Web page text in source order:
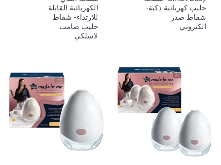
حليب كهربائية ذكية-
شفاط صدر
الكتروني
الحالي
الكهربائية القابلة
للارتداء- شفاط
حليب صامت
لاسلكي